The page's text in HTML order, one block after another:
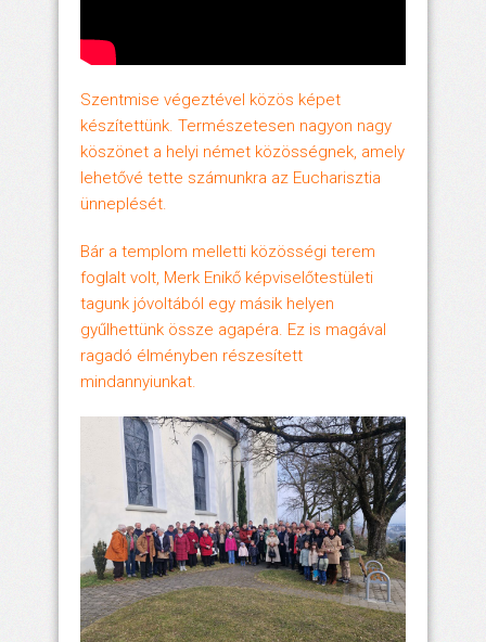
Szentmise végeztével közös képet
készítettünk. Természetesen nagyon nagy
köszönet a helyi német közösségnek, amely
lehetővé tette számunkra az Eucharisztia
ünneplését.
Bár a templom melletti közösségi terem
foglalt volt, Merk Enikő képviselőtestületi
tagunk jóvoltából egy másik helyen
gyűlhettünk össze agapéra. Ez is magával
ragadó élményben részesített
mindannyiunkat.